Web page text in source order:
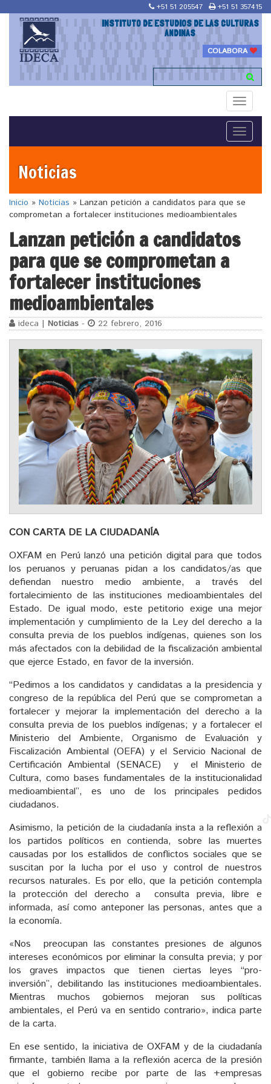
+51 51 205547 +51 51 357415
INSTITUTO DE ESTUDIOS DE LAS CULTURAS
ANDINAS
COLABORA
Toggle
Toggle
Noticias
Inicio » Noticias » Lanzan petición a candidatos para que se
comprometan a fortalecer instituciones medioambientales
Lanzan petición a candidatos
para que se comprometan a
fortalecer instituciones
medioambientales
ideca | Noticias - 22 febrero, 2016
CON CARTA DE LA CIUDADANÍA
OXFAM en Perú lanzó una petición digital para que todos
los peruanos y peruanas pidan a los candidatos/as que
defiendan nuestro medio ambiente, a través del
fortalecimiento de las instituciones medioambientales del
Estado. De igual modo, este petitorio exige una mejor
implementación y cumplimiento de la Ley del derecho a la
consulta previa de los pueblos indígenas, quienes son los
más afectados con la debilidad de la fiscalización ambiental
que ejerce Estado, en favor de la inversión.
“Pedimos a los candidatos y candidatas a la presidencia y
congreso de la república del Perú que se comprometan a
fortalecer y mejorar la implementación del derecho a la
consulta previa de los pueblos indígenas; y a fortalecer el
Ministerio del Ambiente, Organismo de Evaluación y
Fiscalización Ambiental (OEFA) y el Servicio Nacional de
Certificación Ambiental (SENACE) y el Ministerio de
Cultura, como bases fundamentales de la institucionalidad
medioambiental”, es uno de los principales pedidos
ciudadanos.
Asimismo, la petición de la ciudadanía insta a la reflexión a
los partidos políticos en contienda, sobre las muertes
causadas por los estallidos de conflictos sociales que se
suscitan por la lucha por el uso y control de nuestros
recursos naturales. Es por ello, que la petición contempla
la protección del derecho a consulta previa, libre e
informada, así como anteponer las personas, antes que a
la economía.
«Nos preocupan las constantes presiones de algunos
intereses económicos por eliminar la consulta previa; y por
los graves impactos que tienen ciertas leyes “pro-
inversión”, debilitando las instituciones medioambientales.
Mientras muchos gobiernos mejoran sus políticas
ambientales, el Perú va en sentido contrario», indica parte
de la carta.
En ese sentido, la iniciativa de OXFAM y de la ciudadanía
firmante, también llama a la reflexión acerca de la presión
que el gobierno recibe por parte de las +empresas